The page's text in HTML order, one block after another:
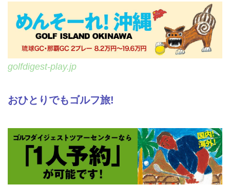
golfdigest-play.jp
おひとりでもゴルフ旅!